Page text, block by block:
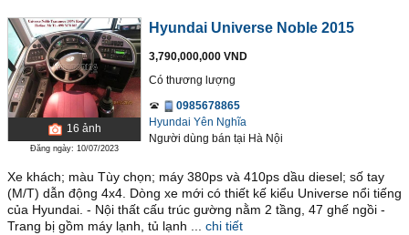
16 ảnh
Đăng ngày: 10/07/2023
Hyundai Universe Noble 2015
3,790,000,000 VND
Có thương lượng
0985678865
Hyundai Yên Nghĩa
Người dùng bán tại Hà Nội
Xe khách; màu Tùy chọn; máy 380ps và 410ps dầu diesel; số tay
(M/T) dẫn động 4x4. Dòng xe mới có thiết kế kiểu Universe nổi tiếng
của Hyundai. - Nội thất cấu trúc gường nằm 2 tầng, 47 ghế ngồi -
Trang bị gồm máy lạnh, tủ lạnh ...
chi tiết